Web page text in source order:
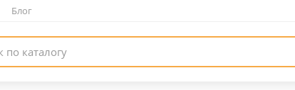
Блог